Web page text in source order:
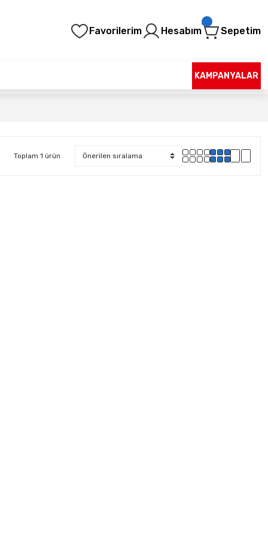
Favorilerim Hesabım Sepetim
KAMPANYALAR
Toplam 1 ürün